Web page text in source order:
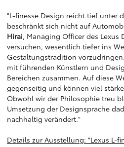
"L-finesse Design reicht tief unter
beschränkt sich nicht auf
Hirai, Managing Officer des Lexus
versuchen, wesentlich tiefer ins
Gestaltungstradition
mit führenden Künstlern und
Bereichen zusammen. Auf diese
gegenseitig und können viel
Obwohl wir der Philosophie treu
Umsetzung der Designsprache
nachhaltig verändert."
Details zur Ausstellung: "Lexus L-